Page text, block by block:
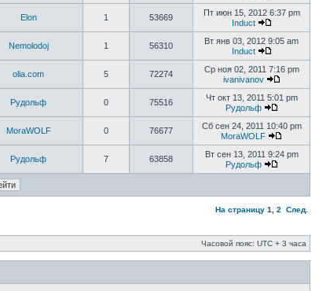
Elon 1 53669
Пт июн 15, 2012 6:37 pm
Induct
Nemolodoj 1 56310
Вт янв 03, 2012 9:05 am
Induct
olia.com 5 72274
Ср ноя 02, 2011 7:16 pm
ivanivanov
Рудольф 0 75516
Чт окт 13, 2011 5:01 pm
Рудольф
MoraWOLF 0 76677
Сб сен 24, 2011 10:40 pm
MoraWOLF
Рудольф 7 63858
Вт сен 13, 2011 9:24 pm
Рудольф
На страницу 1 2 След.
Часовой пояс: UTC + 3 часа